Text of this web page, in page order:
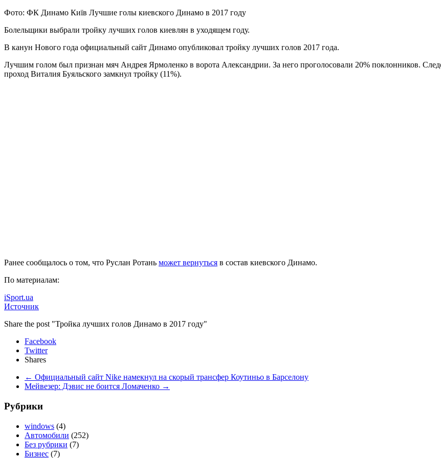
Фото: ФК Динамо Київ Лучшие голы киевского Динамо в 2017 году
Болельщики выбрали тройку лучших голов киевлян в уходящем году.
В канун Нового года официальный сайт Динамо опубликовал тройку лучших голов 2017 года.
Лучшим голом был признан мяч Андрея Ярмоленко в ворота Александрии. За него проголосовали 20% поклонников.
проход Виталия Буяльского замкнул тройку (11%).
Ранее сообщалось о том, что Руслан Ротань может вернуться в состав киевского Динамо.
По материалам:
iSport.ua
Источник
Share the post "Тройка лучших голов Динамо в 2017 году"
Facebook
Twitter
Shares
← Официальный сайт Nike намекнул на скорый трансфер Коутиньо в Барселону
Мейвезер: Дэвис не боится Ломаченко →
Рубрики
windows (4)
Автомобили (252)
Без рубрики (7)
Бизнес (7)